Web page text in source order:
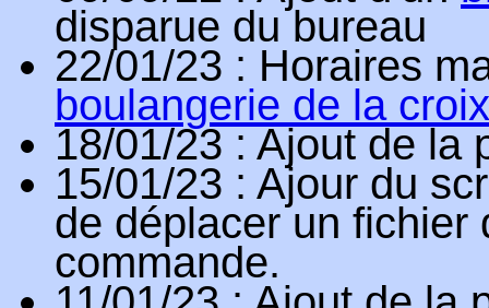
disparue du bureau
22/01/23 : Horaires
boulangerie de la
18/01/23 : Ajout de la
15/01/23 : Ajour du
de déplacer un fichier
commande.